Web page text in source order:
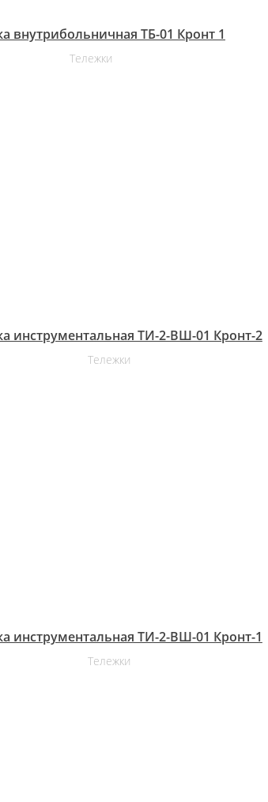
внутрибольничная ТБ-01 Кронт 1
Тележки
инструментальная ТИ-2-ВШ-01 Кронт-2
Тележки
инструментальная ТИ-2-ВШ-01 Кронт-1
Тележки